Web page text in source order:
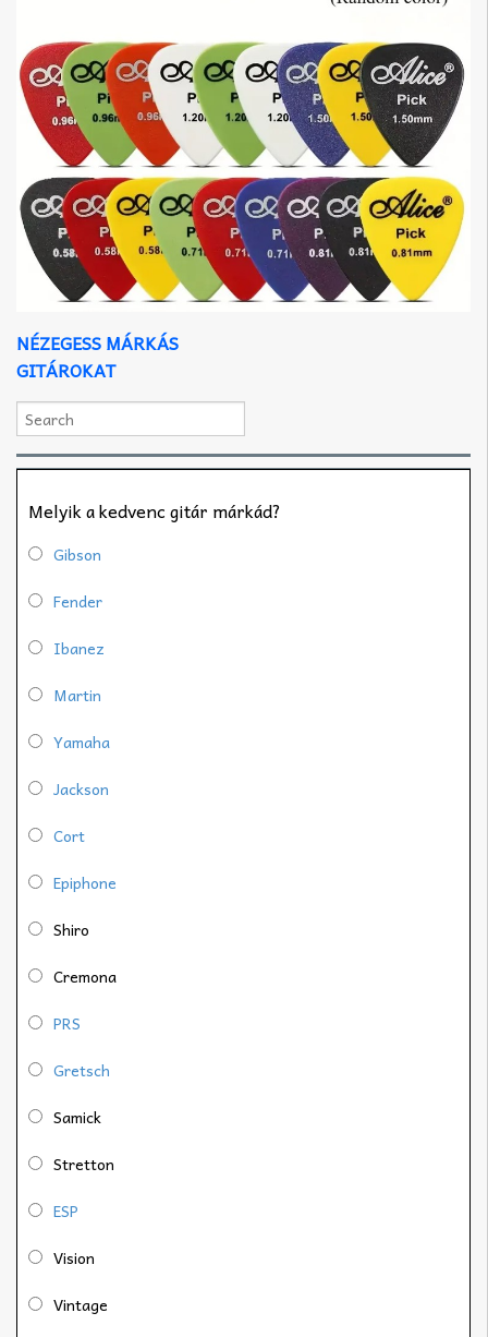
NÉZEGESS MÁRKÁS
GITÁROKAT
Melyik a kedvenc gitár márkád?
Gibson
Fender
Ibanez
Martin
Yamaha
Jackson
Cort
Epiphone
Shiro
Cremona
PRS
Gretsch
Samick
Stretton
ESP
Vision
Vintage